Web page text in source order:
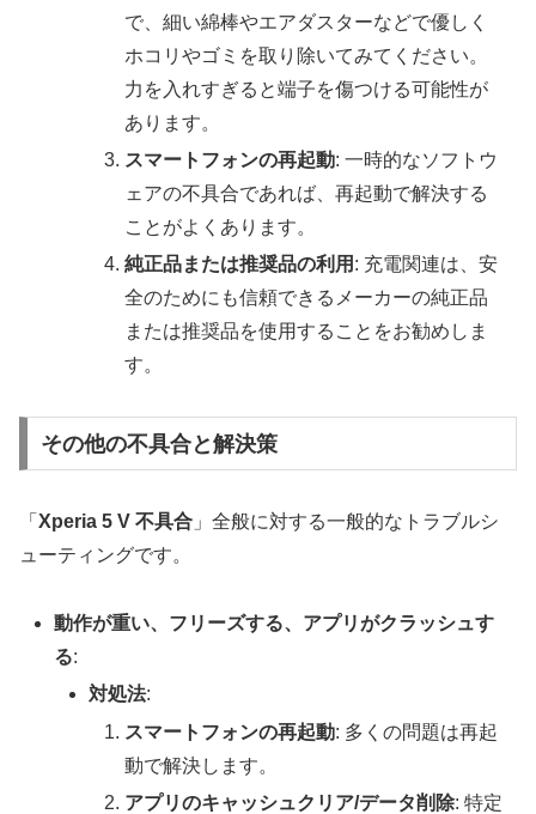
で、細い綿棒やエアダスターなどで優しく
ホコリやゴミを取り除いてみてください。
力を入れすぎると端子を傷つける可能性が
あります。
スマートフォンの再起動: 一時的なソフトウ
ェアの不具合であれば、再起動で解決する
ことがよくあります。
純正品または推奨品の利用 : 充電関連は、安
全のためにも信頼できるメーカーの純正品
または推奨品を使用することをお勧めしま
す。
その他の不具合と解決策
「 Xperia 5 V 不具合 」全般に対する一般的なトラブルシ
ューティングです。
動作が重い、フリーズする、アプリがクラッシュす
る:
対処法:
スマートフォンの再起動: 多くの問題は再起
動で解決します。
アプリのキャッシュクリア/データ削除: 特定